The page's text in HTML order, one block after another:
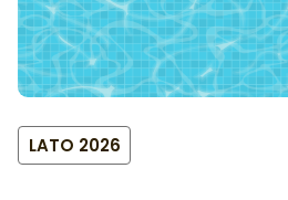
LATO 2026